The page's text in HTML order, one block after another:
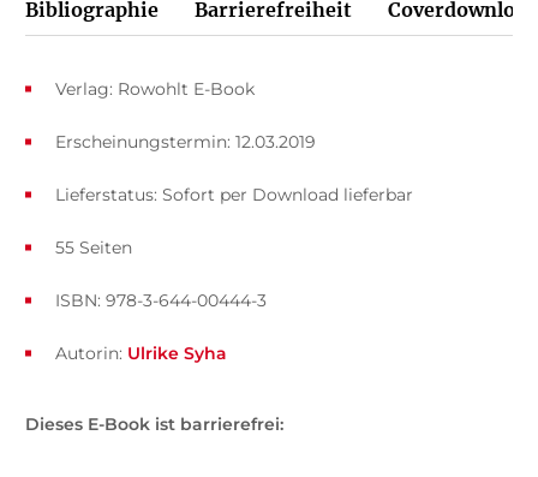
Bibliographie Barrierefreiheit Coverdownload
Verlag: Rowohlt E-Book
Erscheinungstermin: 12.03.2019
Lieferstatus: Sofort per Download lieferbar
ISBN: 978-3-644-00444-3
55 Seiten
Autorin: Ulrike Syha
Dieses E-Book ist barrierefrei: